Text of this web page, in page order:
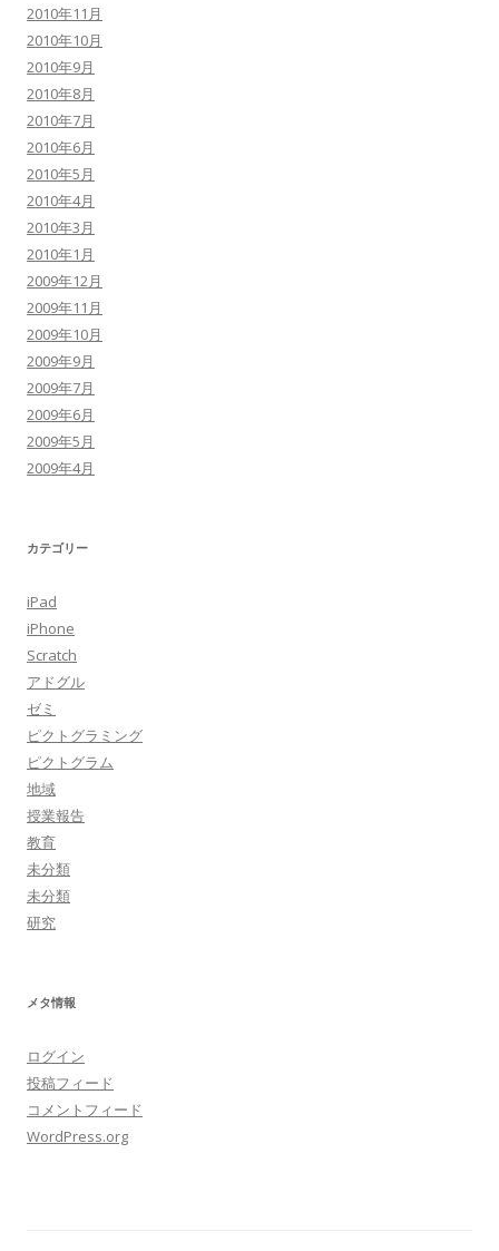
2010年11月
2010年10月
2010年9月
2010年8月
2010年7月
2010年6月
2010年5月
2010年4月
2010年3月
2010年1月
2009年12月
2009年11月
2009年10月
2009年9月
2009年7月
2009年6月
2009年5月
2009年4月
カテゴリー
iPad
iPhone
Scratch
アドグル
ゼミ
ピクトグラミング
ピクトグラム
地域
授業報告
教育
未分類
未分類
研究
メタ情報
ログイン
投稿フィード
コメントフィード
WordPress.org